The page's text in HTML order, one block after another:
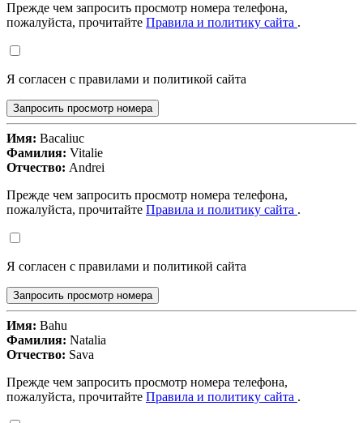
Прежде чем запросить просмотр номера телефона,
пожалуйста, прочитайте Правила и политику сайта .
Я согласен с правилами и политикой сайта
Запросить просмотр номера
Имя: Bacaliuc
Фамилия: Vitalie
Отчество: Andrei
Прежде чем запросить просмотр номера телефона,
пожалуйста, прочитайте Правила и политику сайта .
Я согласен с правилами и политикой сайта
Запросить просмотр номера
Имя: Bahu
Фамилия: Natalia
Отчество: Sava
Прежде чем запросить просмотр номера телефона,
пожалуйста, прочитайте Правила и политику сайта .